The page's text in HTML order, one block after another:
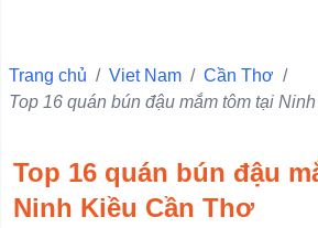
Quận Ba Đình
Quận 11
Quận 4
Quận 3
Trang chủ / Viet Nam / Cần Thơ /
Top 16 quán bún đậu mắm tôm tại
Top 16 quán bún đậu
Ninh Kiều Cần Thơ